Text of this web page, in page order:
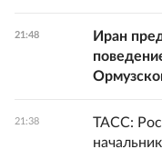
21:48
Иран
21:38
ТАСС: